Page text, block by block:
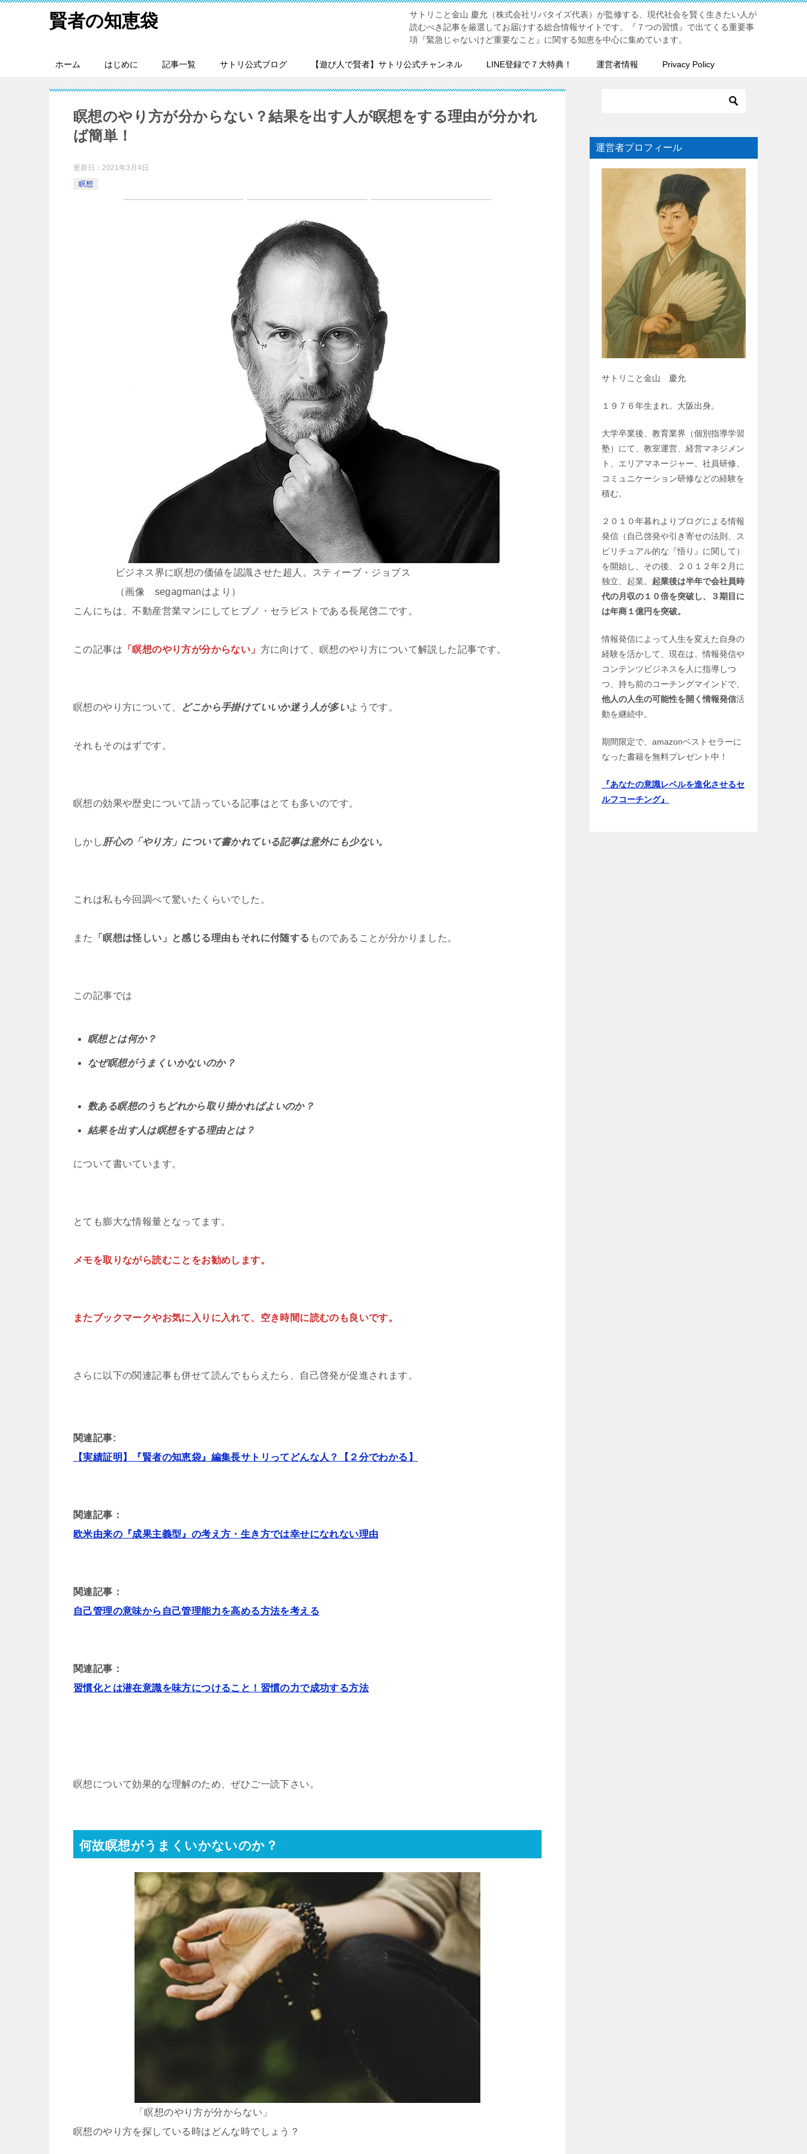
賢者の知恵袋
サトリこと金山 慶允（株式会社リバタイズ代表）が監修する、現代社会を賢く生きたい人が
読むべき記事を厳選してお届けする総合情報サイトです。『７つの習慣』で出てくる重要事
項『緊急じゃないけど重要なこと』に関する知恵を中心に集めています。
ホーム はじめに 記事一覧 サトリ公式ブログ 【遊び人で賢者】サトリ公式チャンネル LINE登録で７大特典！ 運営者情報 Privacy Policy
瞑想のやり方が分からない？結果を出す人が瞑想をする理由が分かれ
ば簡単！
更新日： 2021年3月4日
瞑想
ビジネス界に瞑想の価値を認識させた超人。スティーブ・ジョブス
（画像 segagmanはより）
こんにちは、不動産営業マンにしてヒプノ・セラピストである長尾啓二です。
この記事は 「瞑想のやり方が分からない」 方に向けて、瞑想のやり方について解説した記事です。
瞑想のやり方について、 どこから手掛けていいか迷う人が多いようです。
それもそのはずです。
瞑想の効果や歴史について語っている記事はとても多いのです。
しかし 肝心の「やり方」について書かれている記事は意外にも少ない。
これは私も今回調べて驚いたくらいでした。
また 「瞑想は怪しい」と感じる理由もそれに付随する ものであることが分かりました。
この記事では
瞑想とは何か？
なぜ瞑想がうまくいかないのか？
数ある瞑想のうちどれから取り掛かればよいのか？
結果を出す人は瞑想をする理由とは？
について書いています。
とても膨大な情報量となってます。
メモを取りながら読むことをお勧めします。
またブックマークやお気に入りに入れて、空き時間に読むのも良いです。
さらに以下の関連記事も併せて読んでもらえたら、自己啓発が促進されます。
関連記事:
【実績証明】『賢者の知恵袋』編集長サトリってどんな人？【２分でわかる】
関連記事：
欧米由来の『成果主義型』の考え方・生き方では幸せになれない理由
関連記事：
自己管理の意味から自己管理能力を高める方法を考える
関連記事：
習慣化とは潜在意識を味方につけること！習慣の力で成功する方法
瞑想について効果的な理解のため、ぜひご一読下さい。
何故瞑想がうまくいかないのか？
「瞑想のやり方が分からない」
瞑想のやり方を探している時はどんな時でしょう？
運営者プロフィール
サトリこと金山 慶允
１９７６年生まれ。大阪出身。
大学卒業後、教育業界（個別指導学習
塾）にて、教室運営、経営マネジメン
ト、エリアマネージャー、社員研修、
コミュニケーション研修などの経験を
積む。
２０１０年暮れよりブログによる情報
発信（自己啓発や引き寄せの法則、ス
ピリチュアル的な『悟り』に関して）
を開始し、その後、２０１２年２月に
独立、起業。 起業後は半年で会社員時
代の月収の１０倍を突破し、３期目に
は年商１億円を突破。
情報発信によって人生を変えた自身の
経験を活かして、現在は、情報発信や
コンテンツビジネスを人に指導しつ
つ、持ち前のコーチングマインドで、
他人の人生の可能性を開く情報発信活
動を継続中。
期間限定で、amazonベストセラーに
なった書籍を無料プレゼント中！
『あなたの意識レベルを進化させるセ
ルフコーチング』